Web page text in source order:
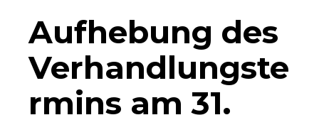
Aufhebung des
Verhandlungste
rmins am 31.